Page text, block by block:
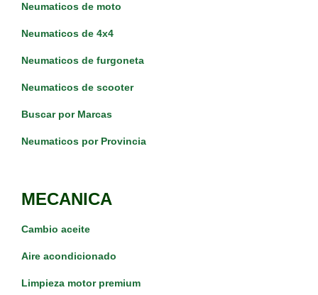
Neumaticos de moto
Neumaticos de 4x4
Neumaticos de furgoneta
Neumaticos de scooter
Buscar por Marcas
Neumaticos por Provincia
MECANICA
Cambio aceite
Aire acondicionado
Limpieza motor premium